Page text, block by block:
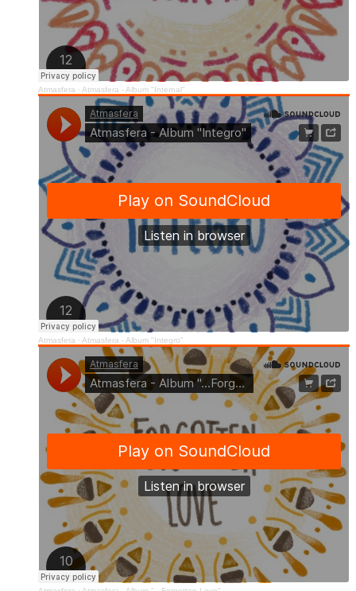
Atmasfera · Atmasfera - Album "Internal"
Atmasfera · Atmasfera - Album "Integro"